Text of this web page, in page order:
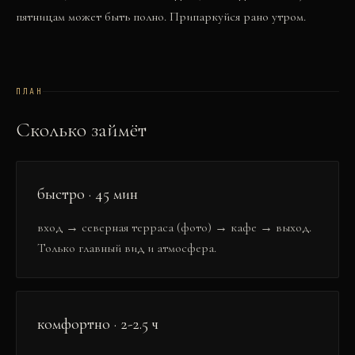
пятницам может быть полно. Припаркуйся рано утром.
ПЛАН
Сколько займёт
быстро · 45 мин
вход → северная терраса (фото) → кафе → выход.
Только главный вид и атмосфера.
комфортно · 2-2.5 ч